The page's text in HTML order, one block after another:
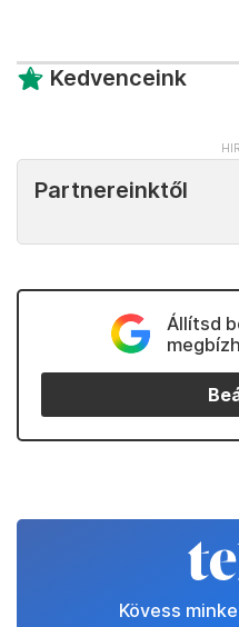
Kedvenceink
Partnereinktől
Állítsd
Kövess